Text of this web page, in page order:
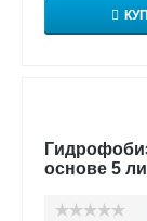
основе 5